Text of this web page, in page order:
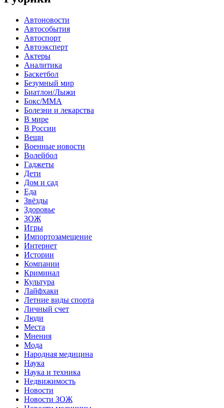
Автоновости
Автособытия
Автоспорт
Автоэксперт
Актеры
Аналитика
Баскетбол
Безумный мир
Биатлон/Лыжи
Бокс/MMA
Болезни и лекарства
В мире
В России
Вещи
Военные новости
Волейбол
Гаджеты
Дети
Дом и сад
Еда
Звёзды
Здоровье
ЗОЖ
Игры
Импортозамещение
Интернет
Истории
Компании
Криминал
Культура
Лайфхаки
Летние виды спорта
Личный счет
Люди
Места
Мнения
Мода
Народная медицина
Наука
Наука и техника
Недвижимость
Новости
Новости ЗОЖ